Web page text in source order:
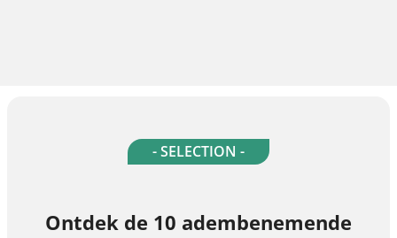
- SELECTION -
Ontdek de 10 adembenemende